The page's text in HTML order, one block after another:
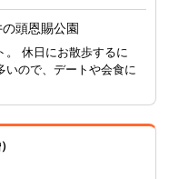
の頭恩賜公園
。 休日にお散歩するに
いので、デートや会食に